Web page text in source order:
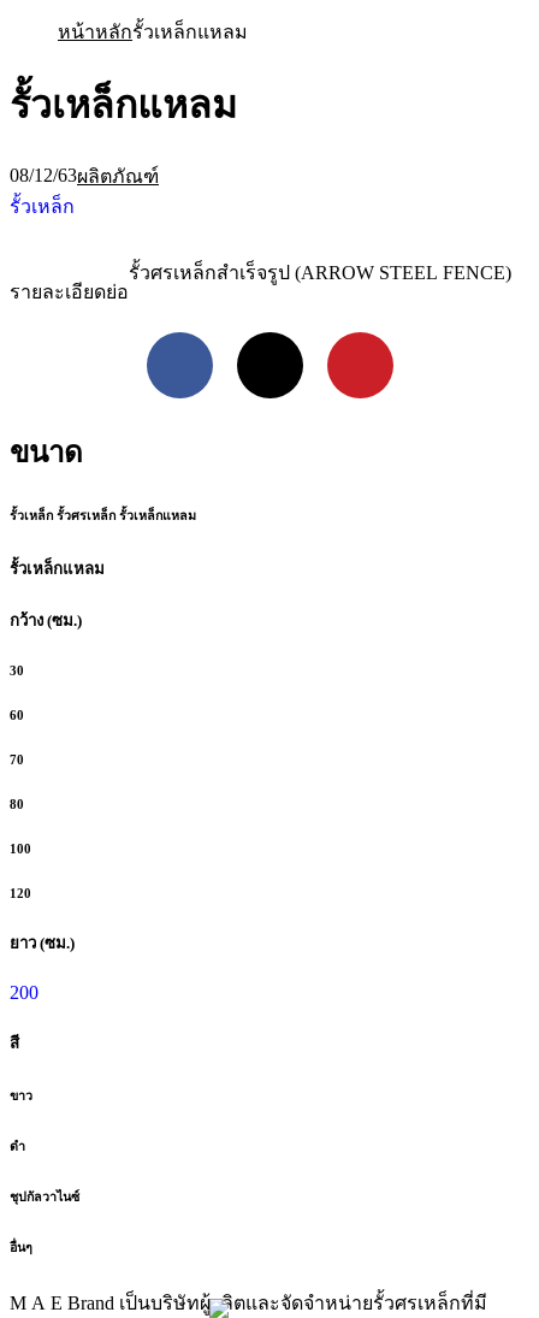
หน้าหลักรั้วเหล็กแหลม
รั้วเหล็กแหลม
08/12/63ผลิตภัณฑ์
รั้วเหล็ก
รายละเอียดย่อ
รั้วศรเหล็กสำเร็จรูป (ARROW STEEL FENCE)
ขนาด
รั้วเหล็ก รั้วศรเหล็ก รั้วเหล็กแหลม
รั้วเหล็กแหลม
กว้าง (ซม.)
30
60
70
80
100
120
ยาว (ซม.)
200
สี
ขาว
ดำ
ชุปกัลวาไนซ์
อื่นๆ
M A E Brand เป็นบริษัทผู้ผลิตและจัดจำหน่ายรั้วศรเหล็กที่มี